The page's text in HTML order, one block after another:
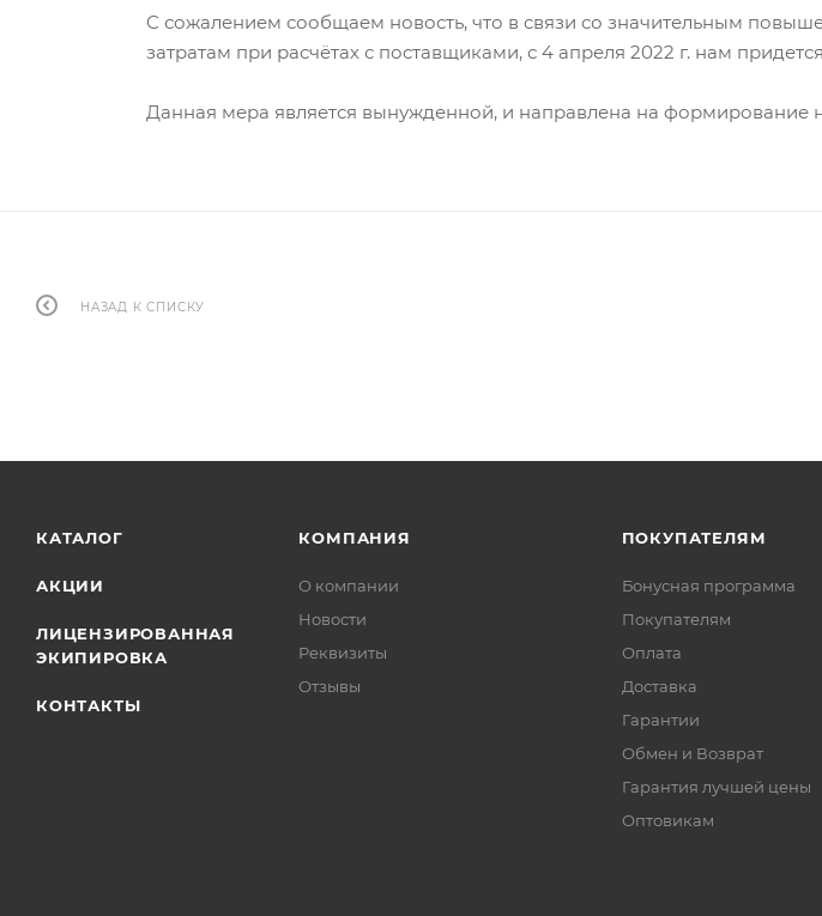
С сожалением сообщаем новость, что в связи со значительным
затратам при расчётах с поставщиками, с 4 апреля 2022 г. нам
Данная мера является вынужденной, и направлена на формирование
НАЗАД К СПИСКУ
КАТАЛОГ
АКЦИИ
ЛИЦЕНЗИРОВАННАЯ
ЭКИПИРОВКА
КОНТАКТЫ
КОМПАНИЯ
О компании
Новости
Реквизиты
Отзывы
ПОКУПАТЕЛЯМ
Бонусная программа
Покупателям
Оплата
Доставка
Гарантии
Обмен и Возврат
Гарантия лучшей цены
Оптовикам